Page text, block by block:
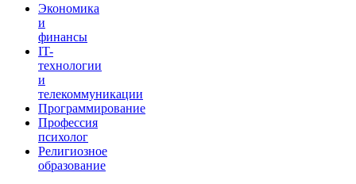
Экономика
и
финансы
IT-
технологии
и
телекоммуникации
Программирование
Профессия
психолог
Религиозное
образование